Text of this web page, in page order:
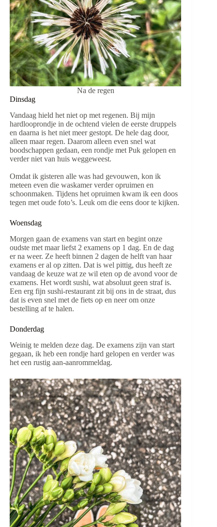
Na de regen
Dinsdag
Vandaag hield het niet op met regenen. Bij mijn
hardlooprondje in de ochtend vielen de eerste druppels
en daarna is het niet meer gestopt. De hele dag door,
alleen maar regen. Daarom alleen even snel wat
boodschappen gedaan, een rondje met Puk gelopen en
verder niet van huis weggeweest.
Omdat ik gisteren alle was had gevouwen, kon ik
meteen even die waskamer verder opruimen en
schoonmaken. Tijdens het opruimen kwam ik een doos
tegen met oude foto’s. Leuk om die eens door te kijken.
Woensdag
Morgen gaan de examens van start en begint onze
oudste met maar liefst 2 examens op 1 dag. En de dag
er na weer. Ze heeft binnen 2 dagen de helft van haar
examens er al op zitten. Dat is wel pittig, dus heeft ze
vandaag de keuze wat ze wil eten op de avond voor de
examens. Het wordt sushi, wat absoluut geen straf is.
Een erg fijn sushi-restaurant zit bij ons in de straat, dus
dat is even snel met de fiets op en neer om onze
bestelling af te halen.
Donderdag
Weinig te melden deze dag. De examens zijn van start
gegaan, ik heb een rondje hard gelopen en verder was
het een rustig aan-aanrommeldag.